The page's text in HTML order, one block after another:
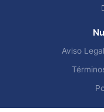
Aviso